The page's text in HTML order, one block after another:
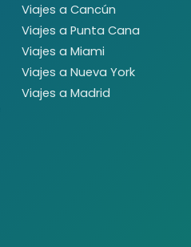
Viajes a Cancún
Viajes a Punta Cana
Viajes a Miami
Viajes a Nueva York
Viajes a Madrid